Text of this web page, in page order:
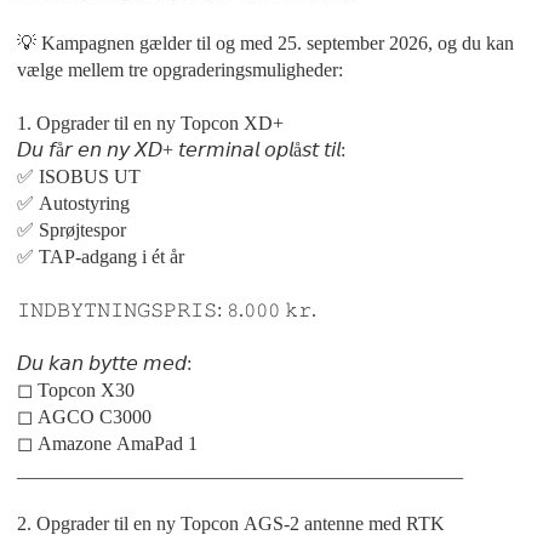
💡 Kampagnen gælder til og med 25. september 2026, og du kan
vælge mellem tre opgraderingsmuligheder:
1. Opgrader til en ny Topcon XD+
𝘋𝘶 𝘧å𝘳 𝘦𝘯 𝘯𝘺 𝘟𝘋+ 𝘵𝘦𝘳𝘮𝘪𝘯𝘢𝘭 𝘰𝘱𝘭å𝘴𝘵 𝘵𝘪𝘭:
✅ ISOBUS UT
✅ Autostyring
✅ Sprøjtespor
✅ TAP-adgang i ét år
𝙸𝙽𝙳𝙱𝚈𝚃𝙽𝙸𝙽𝙶𝚂𝙿𝚁𝙸𝚂: 𝟾.𝟶𝟶𝟶 𝚔𝚛.
𝘋𝘶 𝘬𝘢𝘯 𝘣𝘺𝘵𝘵𝘦 𝘮𝘦𝘥:
◻︎ Topcon X30
◻︎ AGCO C3000
◻︎ Amazone AmaPad 1
2. Opgrader til en ny Topcon AGS-2 antenne med RTK